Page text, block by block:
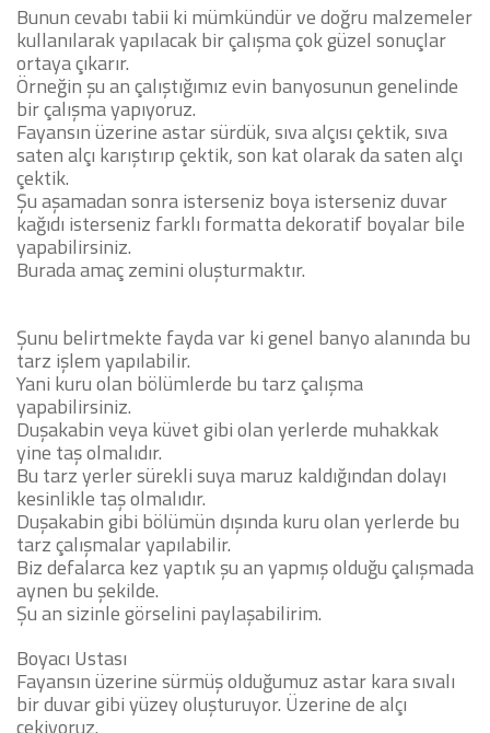
Bunun cevabı tabii ki mümkündür ve doğru malzemeler
kullanılarak yapılacak bir çalışma çok güzel sonuçlar
ortaya çıkarır.
Örneğin şu an çalıştığımız evin banyosunun genelinde
bir çalışma yapıyoruz.
Fayansın üzerine astar sürdük, sıva alçısı çektik, sıva
saten alçı karıştırıp çektik, son kat olarak da saten alçı
çektik.
Şu aşamadan sonra isterseniz boya isterseniz duvar
kağıdı isterseniz farklı formatta dekoratif boyalar bile
yapabilirsiniz.
Burada amaç zemini oluşturmaktır.
Şunu belirtmekte fayda var ki genel banyo alanında bu
tarz işlem yapılabilir.
Yani kuru olan bölümlerde bu tarz çalışma
yapabilirsiniz.
Duşakabin veya küvet gibi olan yerlerde muhakkak
yine taş olmalıdır.
Bu tarz yerler sürekli suya maruz kaldığından dolayı
kesinlikle taş olmalıdır.
Duşakabin gibi bölümün dışında kuru olan yerlerde bu
tarz çalışmalar yapılabilir.
Biz defalarca kez yaptık şu an yapmış olduğu çalışmada
aynen bu şekilde.
Şu an sizinle görselini paylaşabilirim.
Boyacı Ustası
Fayansın üzerine sürmüş olduğumuz astar kara sıvalı
bir duvar gibi yüzey oluşturuyor. Üzerine de alçı
çekiyoruz.